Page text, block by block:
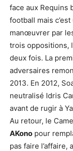
face aux Requins
football mais
manœuvrer par
trois oppositions,
deux fois. La
adversaires
2013. En 2012,
neutralisé Idris
avant de rugir à
Au retour, le
AKono pour
pas faire